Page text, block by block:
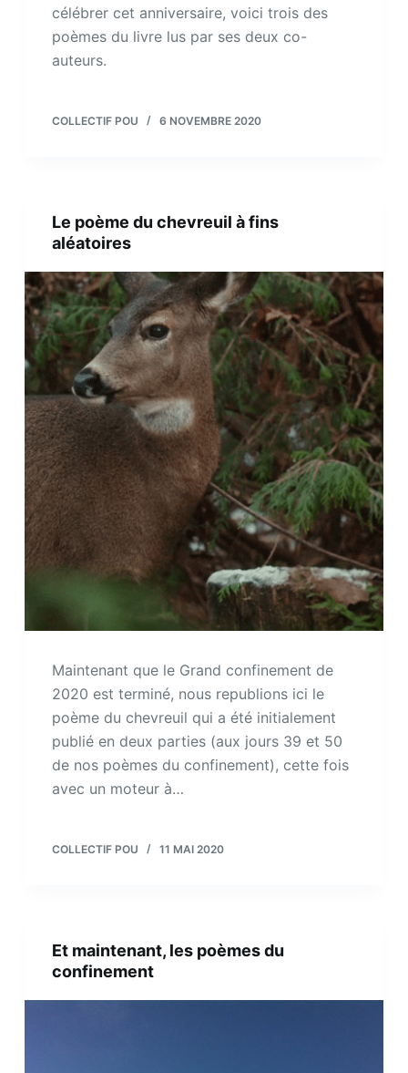
célébrer cet anniversaire, voici trois des
poèmes du livre lus par ses deux co-
auteurs.
COLLECTIF POU 6 NOVEMBRE 2020
Le poème du chevreuil à fins
aléatoires
Maintenant que le Grand confinement de
2020 est terminé, nous republions ici le
poème du chevreuil qui a été initialement
publié en deux parties (aux jours 39 et 50
de nos poèmes du confinement), cette fois
avec un moteur à…
COLLECTIF POU 11 MAI 2020
Et maintenant, les poèmes du
confinement